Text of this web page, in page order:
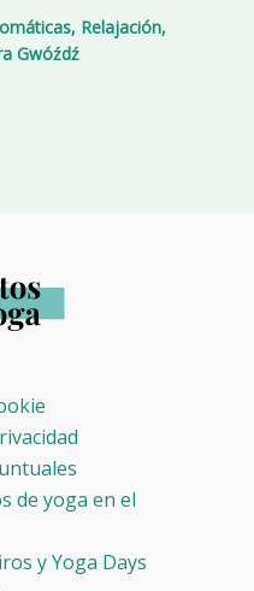
, Relajación,
Gwóźdź
de yoga en el
y Yoga Days